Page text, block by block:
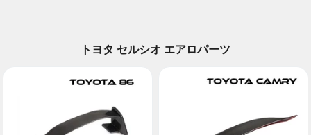
トヨタ セルシオ エアロパーツ